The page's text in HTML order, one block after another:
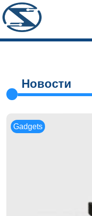
Новости
Gadgets